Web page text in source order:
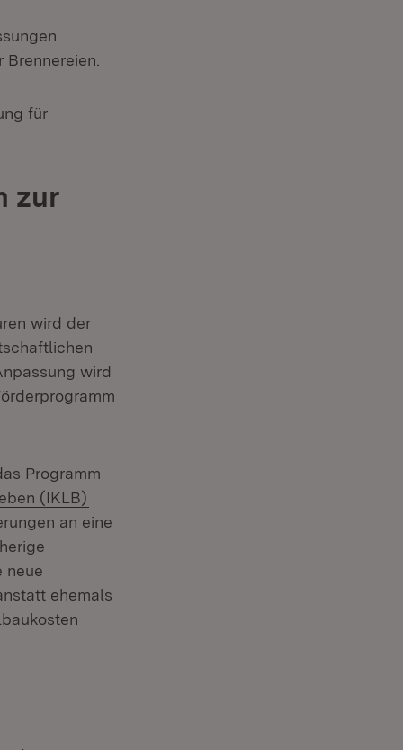
für
zur
wird der
wird
Programm
(IKLB)
an eine
neue
ehemals